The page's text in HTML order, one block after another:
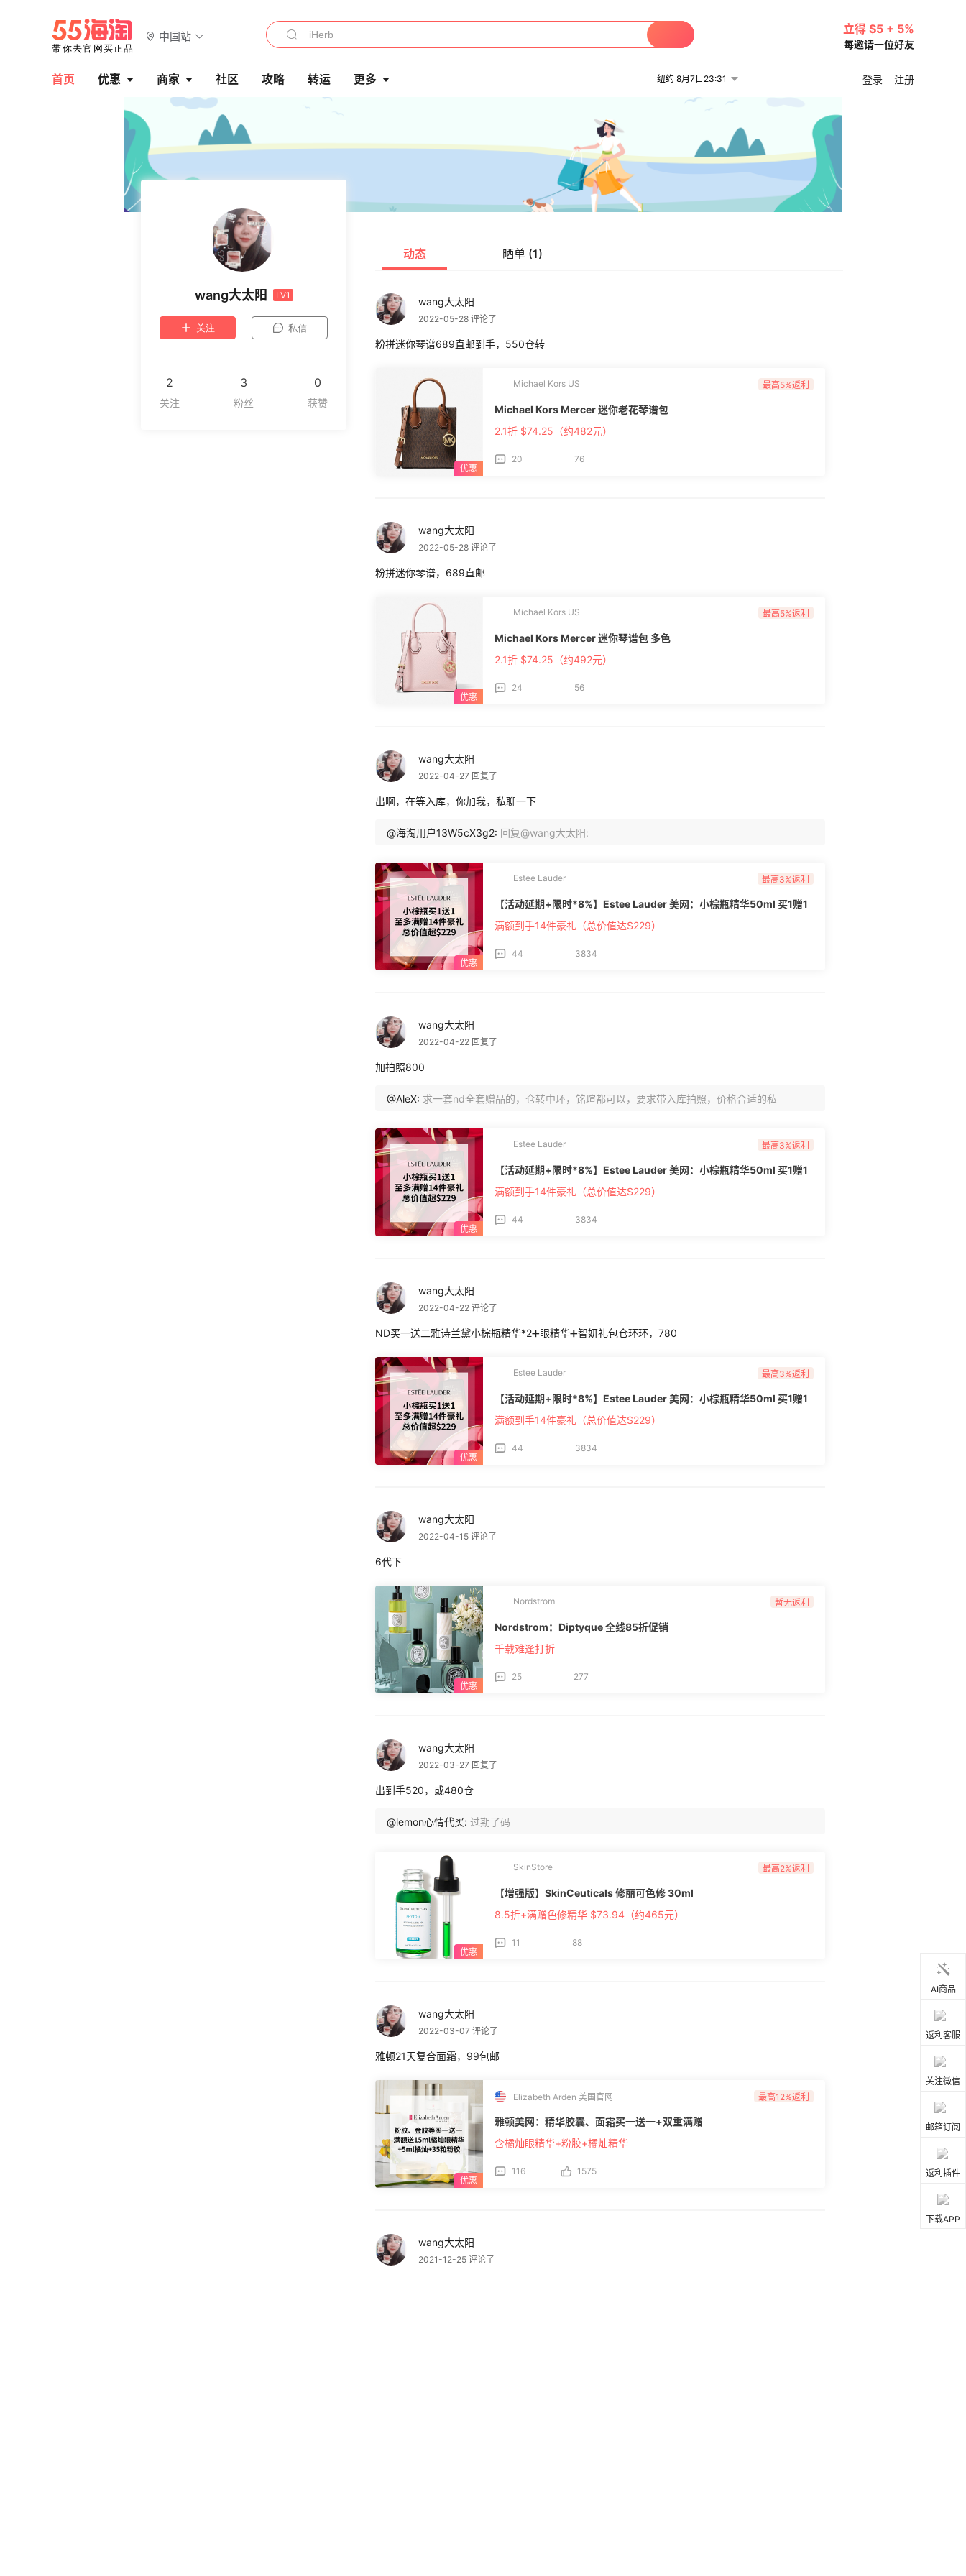
中国站
立得 $5 + 5%
每邀请一位好友
首页 优惠 商家 社区 攻略 转运 更多 纽约 8月7日23:31 登录 注册
wang大太阳 LV1
关注 私信
2 3 0
动态 晒单 (1)
wang大太阳
2022-05-28 评论了
粉拼迷你琴谱689直邮到手，550仓转
Michael Kors US 最高5%返利
Michael Kors Mercer 迷你老花琴谱包
2.1折 $74.25（约482元）
20 76
wang大太阳
2022-05-28 评论了
粉拼迷你琴谱，689直邮
Michael Kors US 最高5%返利
Michael Kors Mercer 迷你琴谱包 多色
2.1折 $74.25（约492元）
24 56
wang大太阳
2022-04-27 回复了
出啊，在等入库，你加我，私聊一下
@海淘用户13W5cX3g2: 回复@wang大太阳:
Estee Lauder 最高3%返利
【活动延期+限时*8%】Estee Lauder 美网：小棕瓶精华50ml 买1赠1
满额到手14件豪礼（总价值达$229）
44 3834
wang大太阳
2022-04-22 回复了
加拍照800
@AleX: 求一套nd全套赠品的，仓转中环，铭瑄都可以，要求带入库拍照，价格合适的私
Estee Lauder 最高3%返利
【活动延期+限时*8%】Estee Lauder 美网：小棕瓶精华50ml 买1赠1
满额到手14件豪礼（总价值达$229）
44 3834
wang大太阳
2022-04-22 评论了
ND买一送二雅诗兰黛小棕瓶精华*2➕眼精华➕智妍礼包仓环环，780
Estee Lauder 最高3%返利
【活动延期+限时*8%】Estee Lauder 美网：小棕瓶精华50ml 买1赠1
满额到手14件豪礼（总价值达$229）
44 3834
wang大太阳
2022-04-15 评论了
6代下
Nordstrom 暂无返利
Nordstrom：Diptyque 全线85折促销
千载难逢打折
25 277
wang大太阳
2022-03-27 回复了
出到手520，或480仓
@lemon心情代买: 过期了码
SkinStore 最高2%返利
【增强版】SkinCeuticals 修丽可色修 30ml
8.5折+满赠色修精华 $73.94（约465元）
11 88
wang大太阳
2022-03-07 评论了
雅顿21天复合面霜，99包邮
Elizabeth Arden 美国官网 最高12%返利
雅顿美网：精华胶囊、面霜买一送一+双重满赠
含橘灿眼精华+粉胶+橘灿精华
116 1575
wang大太阳
2021-12-25 评论了
AI商品
返利客服
关注微信
邮箱订阅
返利插件
下载APP